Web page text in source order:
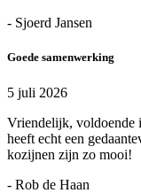
- Sjoerd Jansen
Goede samenwerking
5 juli 2026
Vriendelijk, voldoende
heeft echt een
kozijnen zijn zo mooi!
- Rob de Haan